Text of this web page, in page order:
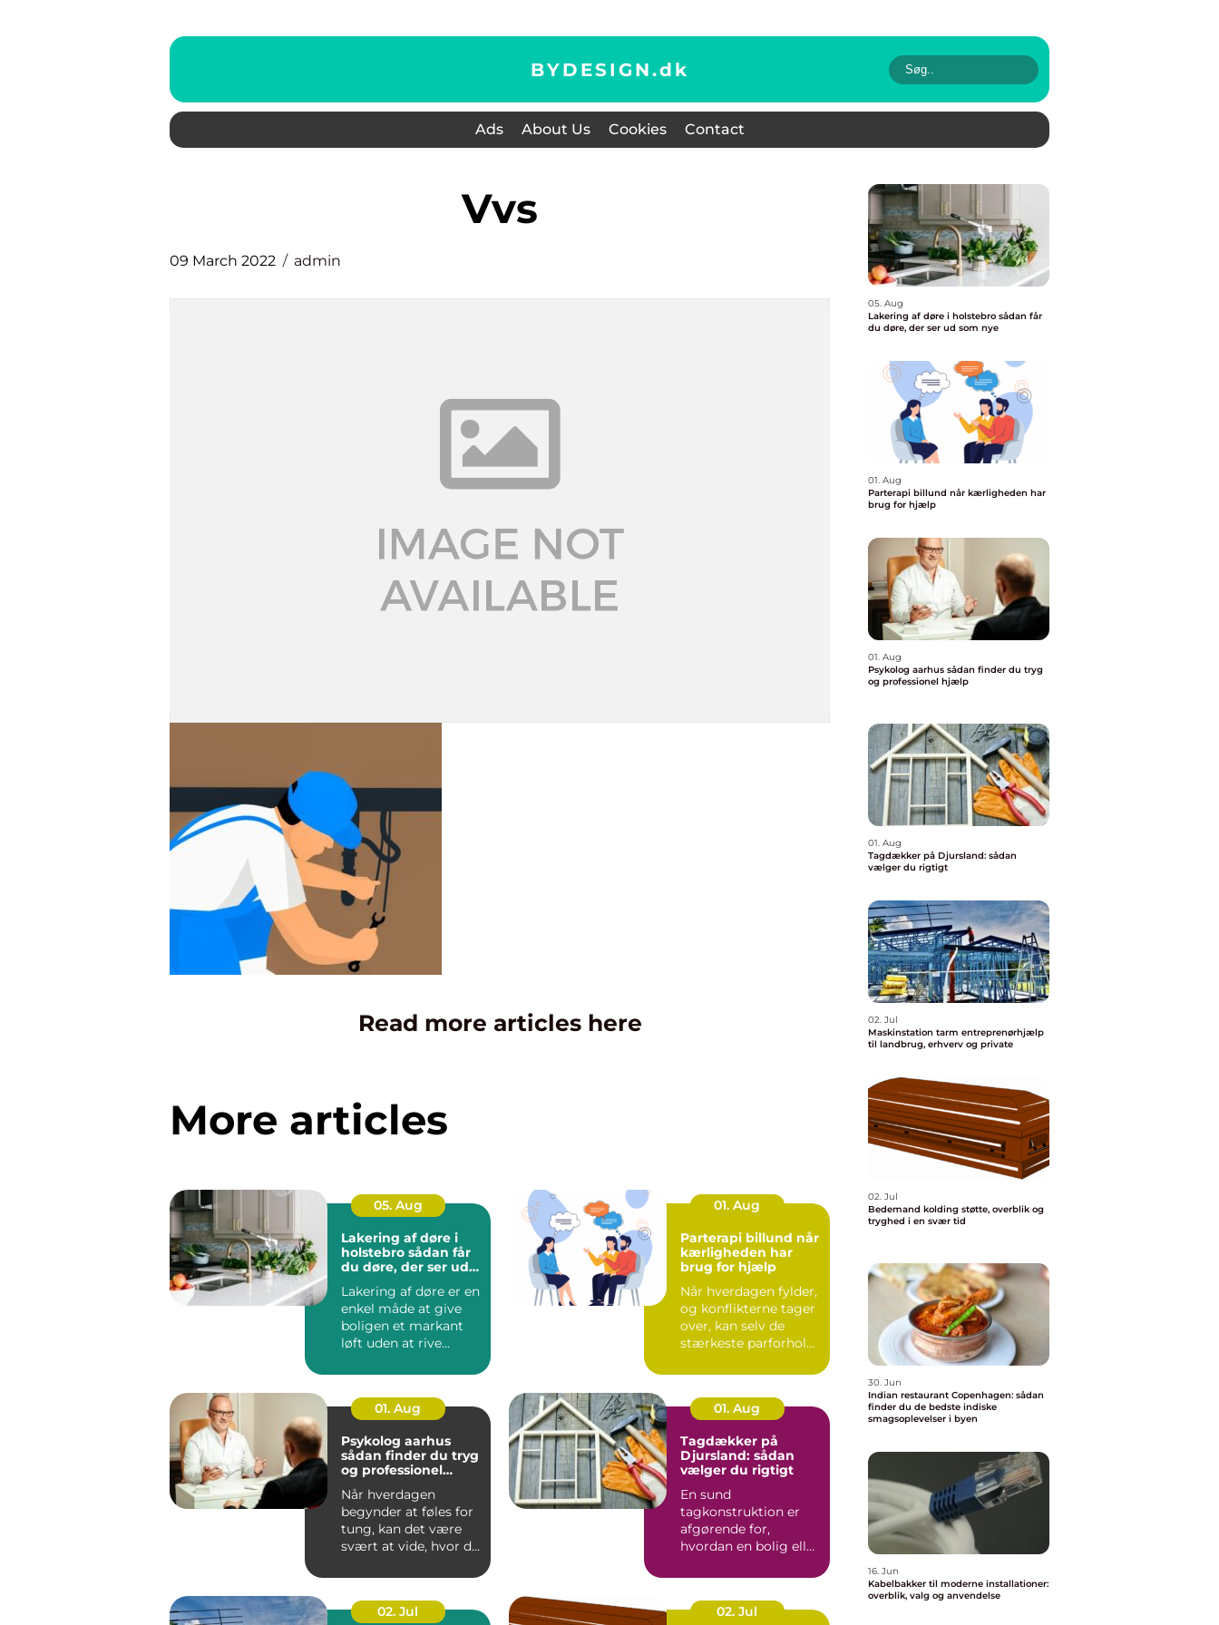
BYDESIGN.dk
Ads About Us Cookies Contact
vvs
09 March 2022 admin
Read more articles here
More articles
05. Aug
Lakering af døre i
holstebro sådan får
du døre, der ser ud
Lakering af døre er en
enkel måde at give
boligen et markant
løft uden at rive
...
01. Aug
Parterapi billund når
kærligheden har
brug for hjælp
Når hverdagen fylder,
og konflikterne tager
over, kan selv de
stærkeste parforhold
01. Aug
Psykolog aarhus
sådan finder du tryg
og professionel
Når hverdagen
begynder at føles for
tung, kan det være
svært at vide, hvor du
går...
01. Aug
Tagdækker på
Djursland: sådan
vælger du rigtigt
En sund
tagkonstruktion er
afgørende for,
hvordan en bolig eller
holder til v...
02. Jul
02. Jul
05. Aug
Lakering af døre i holstebro sådan får
du døre, der ser ud som nye
01. Aug
Parterapi billund når kærligheden har
brug for hjælp
01. Aug
Psykolog aarhus sådan finder du tryg
og professionel hjælp
01. Aug
Tagdækker på Djursland: sådan
vælger du rigtigt
02. Jul
Maskinstation tarm entreprenørhjælp
til landbrug, erhverv og private
02. Jul
Bedemand kolding støtte, overblik og
tryghed i en svær tid
30. Jun
Indian restaurant Copenhagen: sådan
finder du de bedste indiske
smagsoplevelser i byen
16. Jun
Kabelbakker til moderne installationer:
overblik, valg og anvendelse